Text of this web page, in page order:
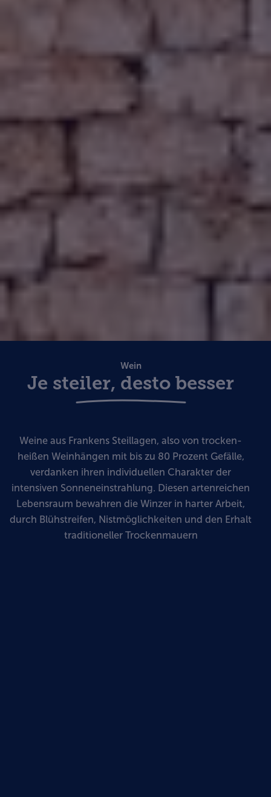
Wein
Je steiler, desto besser
Weine aus Frankens Steillagen, also von trocken-
heißen Weinhängen mit bis zu 80 Prozent Gefälle,
verdanken ihren individuellen Charakter der
intensiven Sonneneinstrahlung. Diesen artenreichen
Lebensraum bewahren die Winzer in harter Arbeit,
durch Blühstreifen, Nistmöglichkeiten und den Erhalt
traditioneller Trockenmauern